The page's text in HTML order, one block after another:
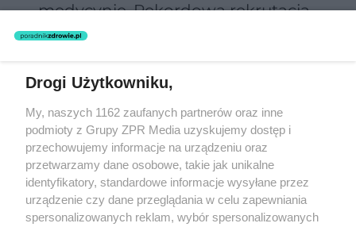
medycynie. Rekordowa rekrutacja
odsłania problem polskiej ochrony
Żaden utwór zamieszczony w serwisie nie może być powielany i
rozpowszechniany lub dalej rozpowszechniany w jakikolwiek sposób
(w tym także elektroniczny lub mechaniczny) na jakimkolwiek polu
eksploatacji w jakiejkolwiek formie, włącznie z umieszczaniem w
Internecie bez pisemnej zgody właściciela praw. Jakiekolwiek użycie
lub wykorzystanie utworów w całości lub w części z naruszeniem
prawa, tzn. bez właściwej zgody, jest zabronione pod groźbą kary i
może być ścigane prawnie.
Drogi Użytkowniku,
My, naszych 1162 zaufanych partnerów oraz inne
podmioty z Grupy ZPR Media uzyskujemy dostęp i
przechowujemy informacje na urządzeniu oraz
przetwarzamy dane osobowe, takie jak unikalne
identyfikatory, standardowe informacje wysyłane przez
urządzenie czy dane przeglądania w celu zapewniania
spersonalizowanych reklam, wybór spersonalizowanych